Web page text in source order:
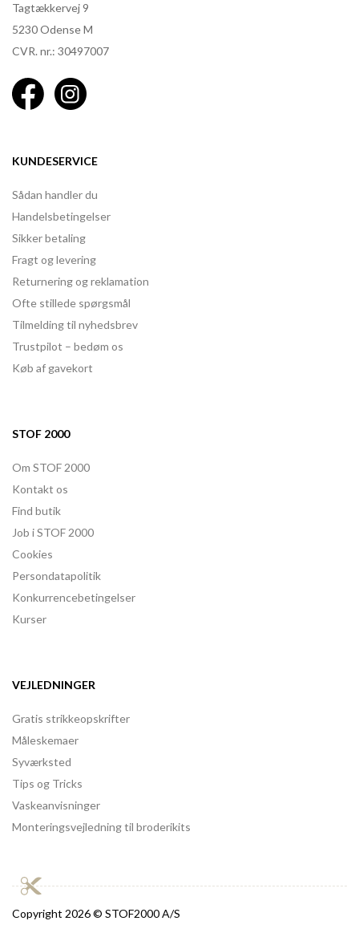
Tagtækkervej 9
5230 Odense M
CVR. nr.: 30497007
KUNDESERVICE
Sådan handler du
Handelsbetingelser
Sikker betaling
Fragt og levering
Returnering og reklamation
Ofte stillede spørgsmål
Tilmelding til nyhedsbrev
Trustpilot – bedøm os
Køb af gavekort
STOF 2000
Om STOF 2000
Kontakt os
Find butik
Job i STOF 2000
Cookies
Persondatapolitik
Konkurrencebetingelser
Kurser
VEJLEDNINGER
Gratis strikkeopskrifter
Måleskemaer
Syværksted
Tips og Tricks
Vaskeanvisninger
Monteringsvejledning til broderikits
Copyright 2026 © STOF2000 A/S